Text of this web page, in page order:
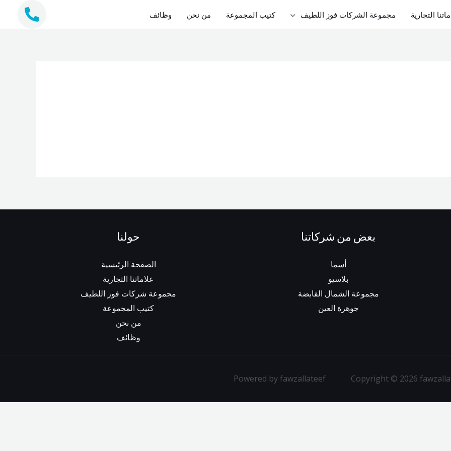
التجارية مجموعة الشركات فوز اللطيف كتيب المجموعة من نحن وظائف
بعض من شركاتنا
أسما
بلاسيو
مجموعة الشمال القابضة
جوهرة العين
حولنا
الصفحة الرئيسية
علاماتنا التجارية
مجموعة شركات فوز اللطيف
كتيب المجموعة
من نحن
وظائف
Copyright © 2026
Powered by fawzallateef